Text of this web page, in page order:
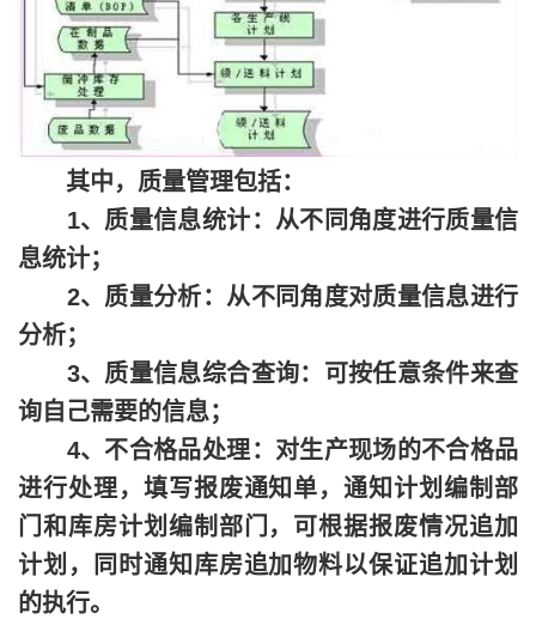
其中，质量管理包括：
1、质量信息统计：从不同角度进行质量信
息统计；
2、质量分析：从不同角度对质量信息进行
分析；
3、质量信息综合查询：可按任意条件来查
询自己需要的信息；
4、不合格品处理：对生产现场的不合格品
进行处理，填写报废通知单，通知计划编制部
门和库房计划编制部门，可根据报废情况追加
计划，同时通知库房追加物料以保证追加计划
的执行。